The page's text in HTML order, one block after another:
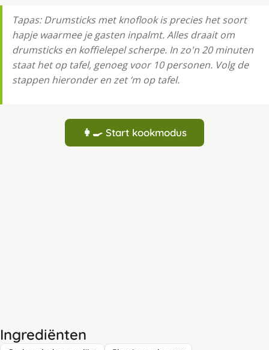
Tapas: Drumsticks met knoflook is precies het soort
hapje waarmee je gasten inpalmt. Alles draait om
drumsticks en koffielepel scherpe. In zo'n 20 minuten
staat het op tafel, genoeg voor 10 personen. Volg de
stappen hieronder en zet ‘m op tafel.
👩‍🍳 Start kookmodus
Ingrediënten